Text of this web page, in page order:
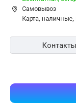
Самовывоз
карта,
Контакты